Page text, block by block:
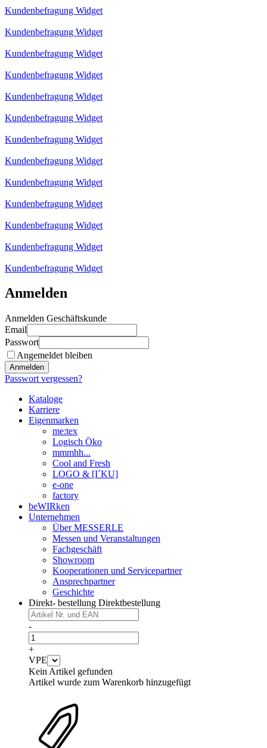
Kundenbefragung Widget
Kundenbefragung Widget
Kundenbefragung Widget
Kundenbefragung Widget
Kundenbefragung Widget
Kundenbefragung Widget
Kundenbefragung Widget
Kundenbefragung Widget
Kundenbefragung Widget
Kundenbefragung Widget
Kundenbefragung Widget
Kundenbefragung Widget
Kundenbefragung Widget
Anmelden
Anmelden Geschäftskunde
Email
Passwort
Angemeldet bleiben
Anmelden
Passwort vergessen?
Kataloge
Karriere
Eigenmarken
me:tex
Logisch Öko
mmmhh...
Cool and Fresh
LOGO & [I´KU]
e-one
factory
beWIRken
Unternehmen
Über MESSERLE
Messen und Veranstaltungen
Fachgeschäft
Showroom
Kooperationen und Servicepartner
Ansprechpartner
Geschichte
Direkt- bestellung Direktbestellung
-
+
VPE
Kein Artikel gefunden
Artikel wurde zum Warenkorb hinzugefügt